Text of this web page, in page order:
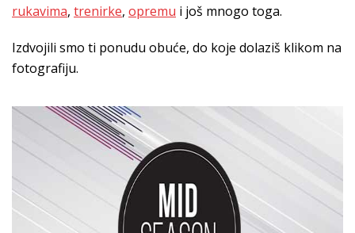
rukavima, trenirke, opremu i još mnogo toga.
Izdvojili smo ti ponudu obuće, do koje dolaziš klikom na
fotografiju.